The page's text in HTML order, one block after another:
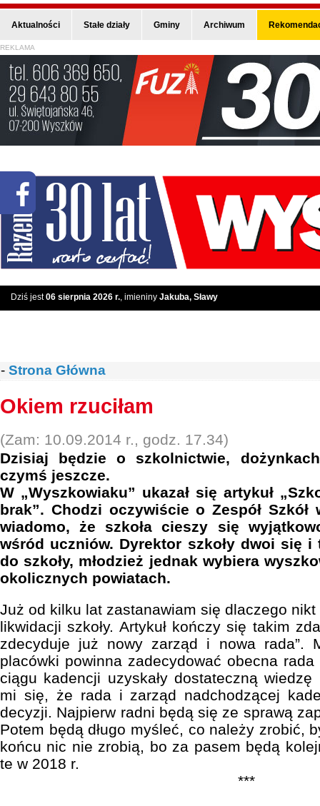
Aktualności Stałe działy Gminy Archiwum
REKLAMA
Dziś jest06 sierpnia 2026 r., imieniny Jakuba, Sławy
- Strona Główna
Okiem rzuciłam
(Zam: 10.09.2014 r., godz. 17.34)
Dzisiaj będzie o szkolnictwie,
czymś jeszcze.
W „Wyszkowiaku” ukazał się artykuł
brak”. Chodzi oczywiście o Zespół Szkół
wiadomo, że szkoła cieszy się
wśród uczniów. Dyrektor szkoły dwoi się
do szkoły, młodzież jednak wybiera
okolicznych powiatach.
Już od kilku lat zastanawiam się dlaczego
likwidacji szkoły. Artykuł kończy się takim
zdecyduje już nowy zarząd i nowa rada”.
placówki powinna zadecydować obecna
ciągu kadencji uzyskały dostateczną wiedzę
mi się, że rada i zarząd nadchodzącej
decyzji. Najpierw radni będą się ze sprawą
Potem będą długo myśleć, co należy zrobić,
końcu nic nie zrobią, bo za pasem będą
te w 2018 r.
***